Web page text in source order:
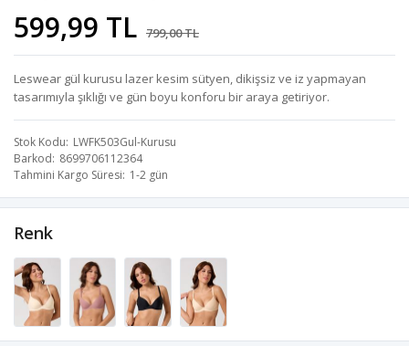
599,99 TL 799,00 TL
Leswear gül kurusu lazer kesim sütyen, dikişsiz ve iz yapmayan
tasarımıyla şıklığı ve gün boyu konforu bir araya getiriyor.
Stok Kodu LWFK503Gul-Kurusu
Barkod 8699706112364
Tahmini Kargo Süresi 1-2 gün
Renk